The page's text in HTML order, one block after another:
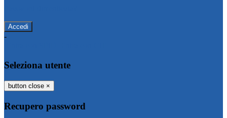
-
Seleziona utente
button close ×
Recupero password